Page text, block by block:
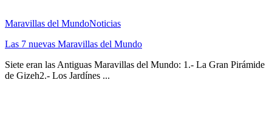
Maravillas del MundoNoticias
Las 7 nuevas Maravillas del Mundo
Siete eran las Antiguas Maravillas del Mundo: 1.- La Gran Pirámide
de Gizeh2.- Los Jardínes ...